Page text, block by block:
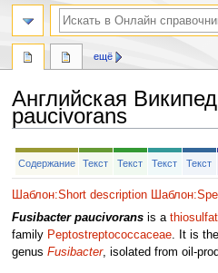
Английская
paucivorans
Перейти
Перейти
Содержание Текст Текст Текст Текст
Шаблон:Short description
Fusibacter paucivoransis a
family Peptostreptococcaceae. It is
genus Fusibacter, isolated from oil-
ещё